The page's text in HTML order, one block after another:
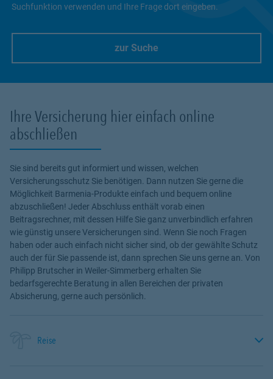
Suchfunktion verwenden und Ihre Frage dort eingeben.
zur Suche
Ihre Versicherung hier einfach online
abschließen
Sie sind bereits gut informiert und wissen, welchen
Versicherungsschutz Sie benötigen. Dann nutzen Sie gerne die
Möglichkeit Barmenia-Produkte einfach und bequem online
abzuschließen! Jeder Abschluss enthält vorab einen
Beitragsrechner, mit dessen Hilfe Sie ganz unverbindlich erfahren
wie günstig unsere Versicherungen sind. Wenn Sie noch Fragen
haben oder auch einfach nicht sicher sind, ob der gewählte Schutz
auch der für Sie passende ist, dann sprechen Sie uns gerne an. Von
Philipp Brutscher in Weiler-Simmerberg erhalten Sie
bedarfsgerechte Beratung in allen Bereichen der privaten
Absicherung, gerne auch persönlich.
Reise